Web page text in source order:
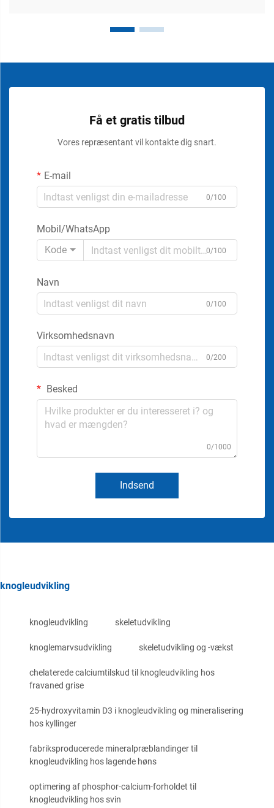
Få et gratis tilbud
Vores repræsentant vil kontakte dig snart.
E-mail
0/100
Mobil/WhatsApp
Kode
0/100
Navn
0/100
Virksomhedsnavn
0/200
Besked
0/1000
Indsend
knogleudvikling
knogleudvikling skeletudvikling
knoglemarvsudvikling skeletudvikling og -vækst
chelaterede calciumtilskud til knogleudvikling hos
fravaned grise
25-hydroxyvitamin D3 i knogleudvikling og mineralisering
hos kyllinger
fabriksproducerede mineralpræblandinger til
knogleudvikling hos lagende høns
optimering af phosphor-calcium-forholdet til
knogleudvikling hos svin